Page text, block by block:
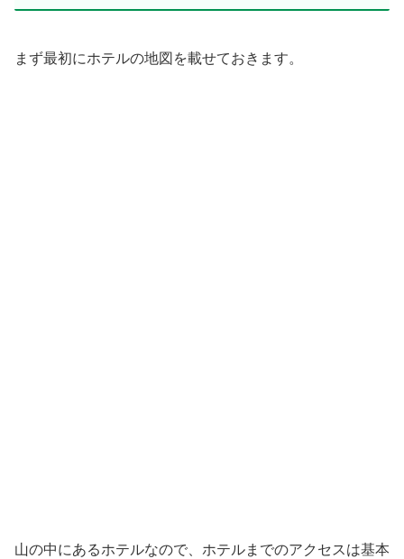
まず最初にホテルの地図を載せておきます。
山の中にあるホテルなので、ホテルまでのアクセスは基本